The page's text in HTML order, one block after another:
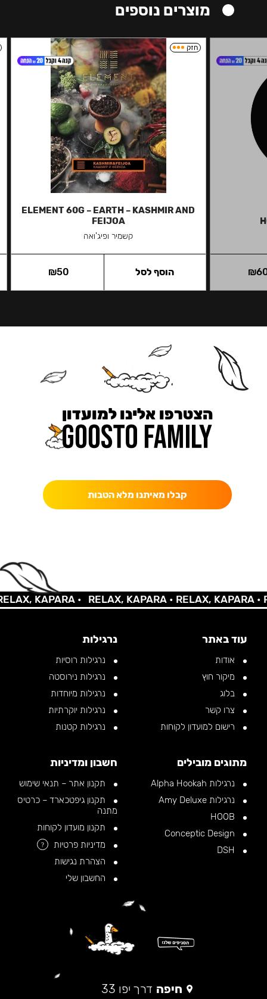
מוצרים נוספים
₪
חזק
ELEMENT 60G – EARTH – KASHMIR AND
FEIJOA
קשמיר ופיג'ואה
₪50 הוסף לסל
הצטרפו אלינו למועדון
קבלו מאיתנו מלא הטבות
KAPARA • RELAX, KAPARA •RELAX, KAPARA •
עוד באתר
אודות
מיקור חוץ
בלוג
צרו קשר
רישום למועדון לקוחות
נרגילות
נרגילות רוסיות
נרגילות נירוסטה
נרגילות מיוחדות
נרגילות יוקרתיות
נרגילות קטנות
מתוגים מובילים
נרגילות Alpha Hookah
נרגילות Amy Deluxe
חשבון ומדיניות
תקנון אתר – תנאי שימוש
תקנון גיפטכארד – כרטיס
מתנה
תקנון מועדון לקוחות
מדיניות פרטיות
?
הצהרת נגישות
החשבון שלי
חיפה דרך יפו 33